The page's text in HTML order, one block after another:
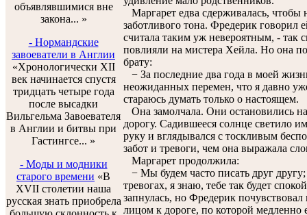
объявлявшимися вне
закона... »
- Нормандские
завоеватели в Англии
«Хронологически XII
век начинается спустя
тридцать четыре года
после высадки
Вильгельма Завоевателя
в Англии и битвы при
Гастингсе... »
- Моды и модники
старого времени «В
XVII столетии наша
русская знать приобрела
Маргарет едва сдерживалась, чтобы
заботливого тона. Фредерик говорил
считала таким уж невероятным, - так
повлияли на мистера Хейла. Но она
брату:
− За последние два года в моей
неожиданных перемен, что я давно
стараюсь думать только о настоящем.
Она замолчала. Они остановились
дорогу. Садившееся солнце светило
руку и вглядывался с тоскливым
забот и тревоги, чем она выражала
Маргарет продолжила:
− Мы будем часто писать друг
тревогах, я знаю, тебе так будет
запнулась, но Фредерик
лицом к дороге, по которой